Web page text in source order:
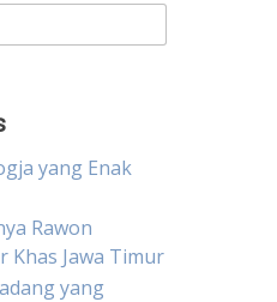
yang Enak
Rawon
Khas Jawa Timur
yang